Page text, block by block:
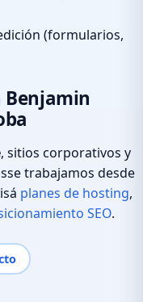
(formularios,
Benjamin
, sitios corporativos y
trabajamos desde
planes de hosting,
SEO.